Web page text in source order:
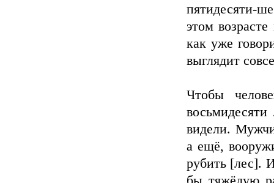
пятидесяти-
этом
как уже
выглядит
Чтобы
видели.
а ещё,
рубить [лес].